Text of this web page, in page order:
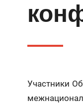
Участники